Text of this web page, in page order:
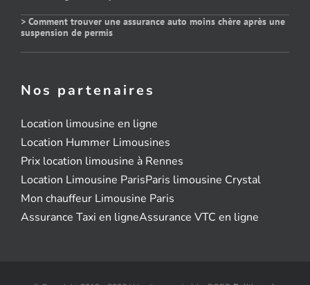
> Comment trouver une assurance auto moins chère après une
suspension de permis
Nos partenaires
Location limousine en ligne
Location Hummer Limousines
Prix location limousine à Rennes
Location Limousine ParisParis limousine Crystal
Mon chauffeur Limousine Paris
Assurance Taxi en ligneAssurance VTC en ligne